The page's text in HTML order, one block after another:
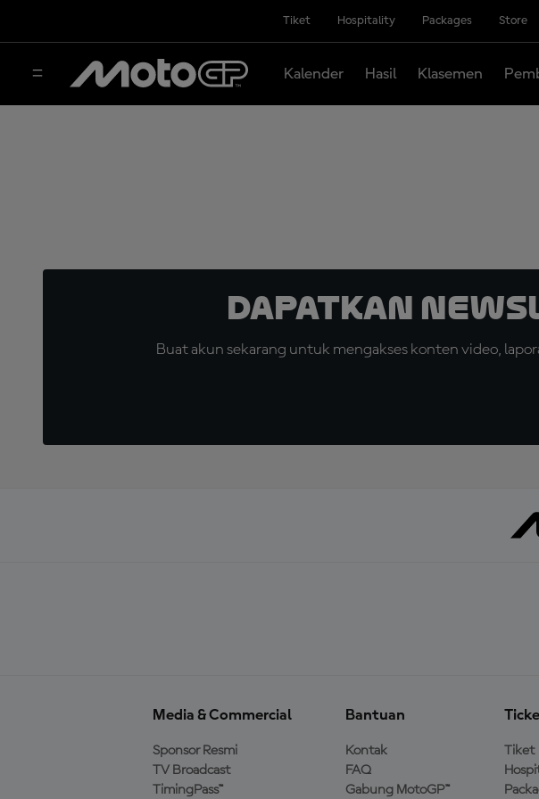
Tiket Hospitality Packages Store
Kalender Hasil Klasemen
Dapatkan
Buat akun sekarang untuk mengakses konten video,
Media & Commercial
Sponsor Resmi
TV Broadcast
TimingPass™
Bantuan
Kontak
FAQ
Gabung MotoGP™
Tiket